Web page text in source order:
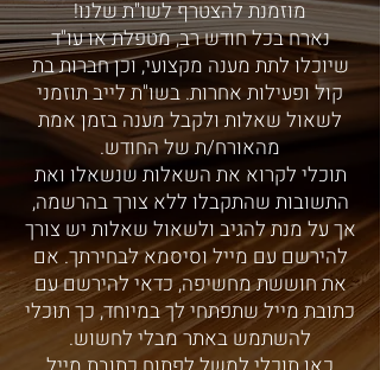
מוזמנת להצטרף לשו"ת שלנו!
נארח בכל חודש רב, מטפלת או עו"ד
שיוכלו לתת מענה מקצועי, וכן חברות בת
קול ופעילות אחרות. בשו"ת לייב תוזמני
לשאול שאלות ולקבל מענה בזמן אמת
מהאורח/ת של החודש.
תוכלי לקרוא את השאלות שנשאלו ואת
התשובות שהתקבלו ללא צורך בהרשמה,
אך על מנת להגיב ולשאול שאלות יש צורך
להירשם עם מייל וסיסמא לבחירתך. אם
את חוששת מחשיפה, כדאי להירשם עם
כתובת מייל שתפתחי לך במיוחד, כך תוכלי
להשתמש באתר מבלי לחשוש.